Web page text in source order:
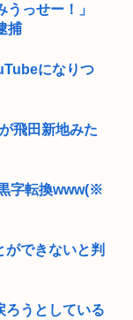
っせー！」
捕
になりつ
飛田新地みた
字転換www(※
できないと判
ろうとしている